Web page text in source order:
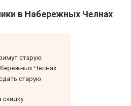
в Набережных Челнах
старую
Челнах
старую
скидку